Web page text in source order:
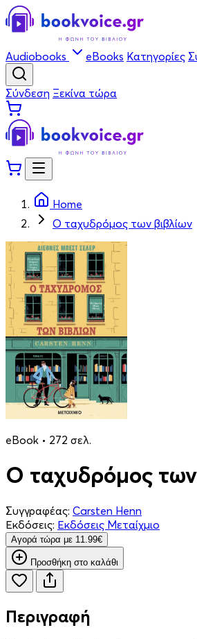
Audiobooks eBooks Κατηγορίες
Σύνδεση Ξεκίνα τώρα
Home
Ο ταχυδρόμος των βιβλίων
eBook • 272 σελ.
Ο ταχυδρόμος των
Συγγραφέας: Carsten Henn
Εκδόσεις: Εκδόσεις Μεταίχμιο
Aγορά τώρα με 11.99€
Προσθήκη στο καλάθι
Περιγραφή